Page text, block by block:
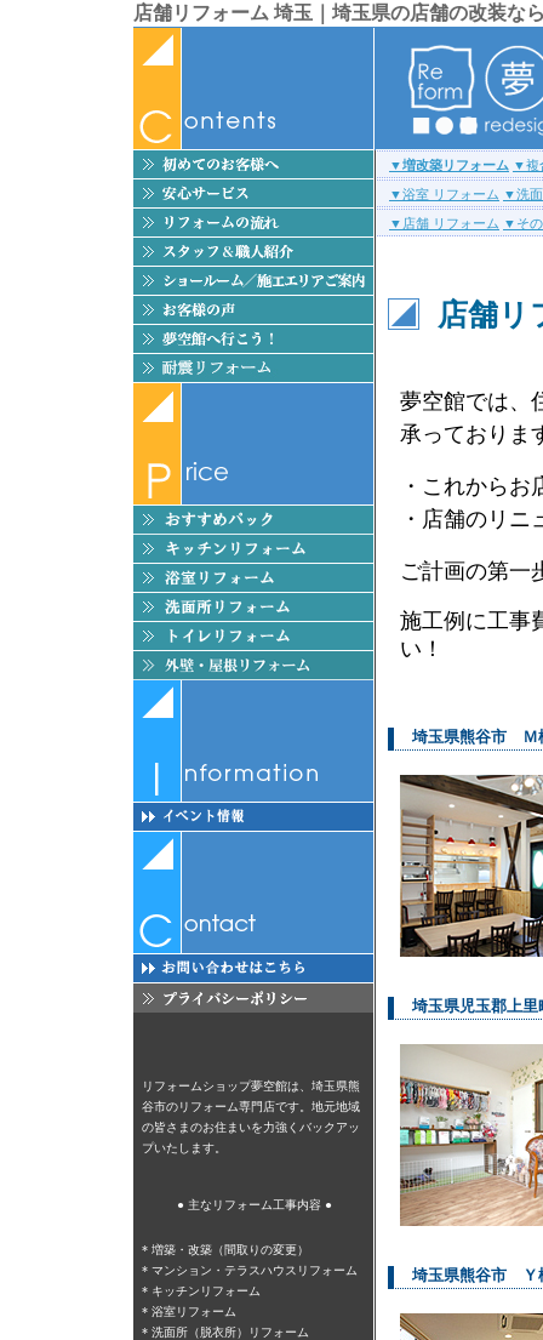
店舗リフォーム 埼玉｜埼玉県の店舗の改装な
リフォームショップ夢空館は、埼玉県熊
谷市のリフォーム専門店です。地元地域
の皆さまのお住まいを力強くバックアッ
プいたします。
● 主なリフォーム工事内容 ●
* 増築・改築（間取りの変更）
* マンション・テラスハウスリフォーム
* キッチンリフォーム
* 浴室リフォーム
* 洗面所（脱衣所）リフォーム
▼増改築リフォーム ▼複
▼浴室 リフォーム ▼洗
▼店舗 リフォーム ▼そ
店舗リ
夢空館では、
承っておりま
・これから
・店舗のリ
ご計画の第一
施工例に工事
い！
埼玉県熊谷市
埼玉県児玉郡上
埼玉県熊谷市